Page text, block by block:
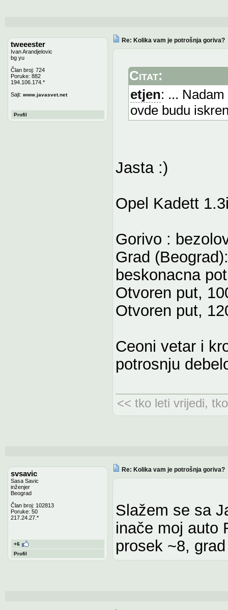
tweeester
Ivan Arandjelovic
bg yu
Član broj: 724
Poruke: 882
194.106.174.*
Sajt: www.javasvet.net
Profil
Re: Kolika vam je potrošnja goriva?
Citat:
etjen: ...
ovde budu
Jasta :)
Opel Kadett
Gorivo :
Grad
beskonacna
Otvoren put,
Otvoren put,
Ceoni vetar i
potrosnju
<< tko leti vrijedi,
svsavic
Sasa Savic
inženjer
Beograd
Član broj: 102813
Poruke: 50
217.24.27.*
+6
Profil
Re: Kolika vam je potrošnja goriva?
Slažem se sa
inače moj auto
prosek ~8,